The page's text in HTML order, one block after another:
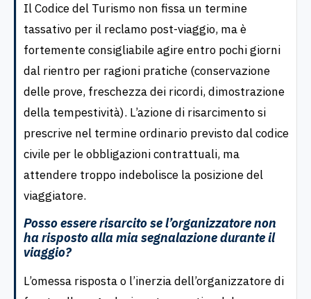
Il Codice del Turismo non fissa un termine
tassativo per il reclamo post-viaggio, ma è
fortemente consigliabile agire entro pochi giorni
dal rientro per ragioni pratiche (conservazione
delle prove, freschezza dei ricordi, dimostrazione
della tempestività). L’azione di risarcimento si
prescrive nel termine ordinario previsto dal codice
civile per le obbligazioni contrattuali, ma
attendere troppo indebolisce la posizione del
viaggiatore.
Posso essere risarcito se l’organizzatore non
ha risposto alla mia segnalazione durante il
viaggio?
L’omessa risposta o l’inerzia dell’organizzatore di